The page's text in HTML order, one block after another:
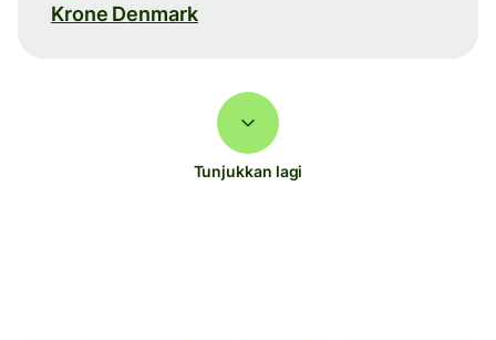
Krone Denmark
Tunjukkan lagi